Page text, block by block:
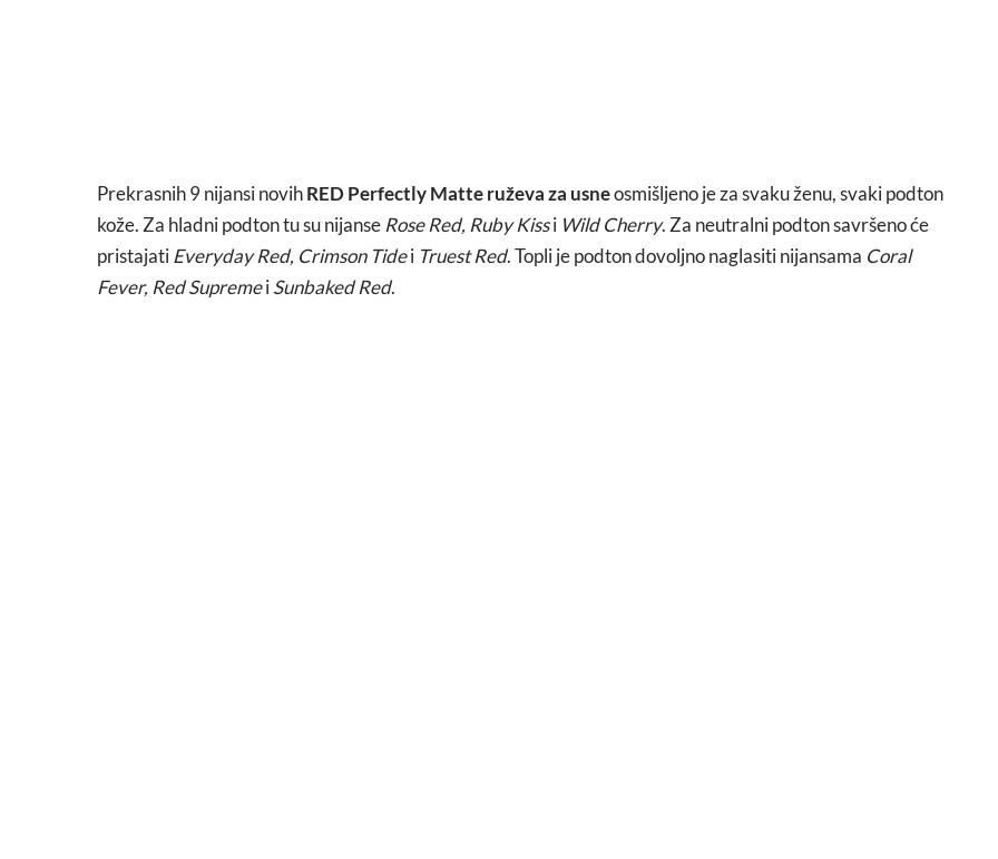
Prekrasnih 9 nijansi novihRED Perfectly Matte ruževa za usneosmišljeno je za svaku ženu, svaki podton
kože. Za hladni podton tu su nijanse Rose Red, Ruby Kissi Wild Cherry. Za neutralni podton savršeno će
pristajatiEveryday Red, Crimson Tidei Truest Red. Topli je podton dovoljno naglasiti nijansama Coral
Fever, Red SupremeiSunbaked Red.